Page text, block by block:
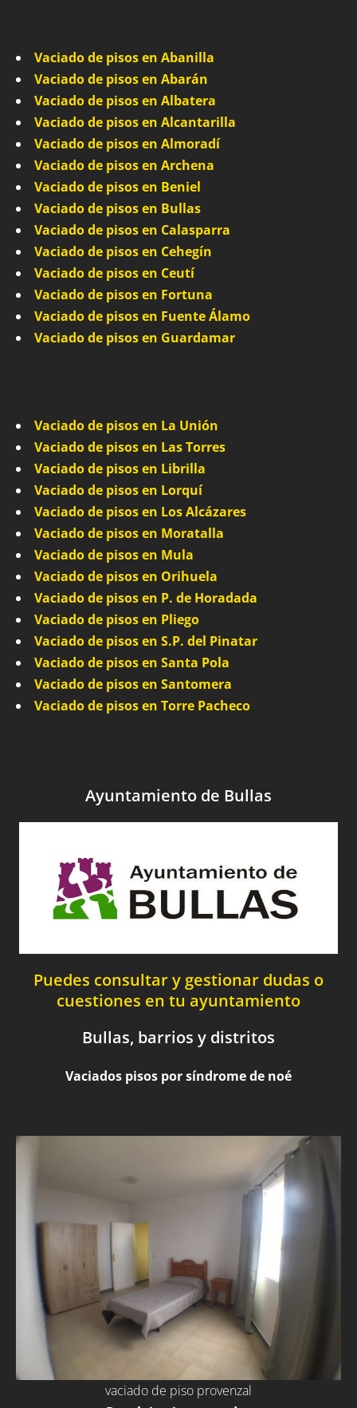
Vaciado de pisos en Abanilla
Vaciado de pisos en Abarán
Vaciado de pisos en Albatera
Vaciado de pisos en Alcantarilla
Vaciado de pisos en Almoradí
Vaciado de pisos en Archena
Vaciado de pisos en Beniel
Vaciado de pisos en Bullas
Vaciado de pisos en Calasparra
Vaciado de pisos en Cehegín
Vaciado de pisos en Ceutí
Vaciado de pisos en Fortuna
Vaciado de pisos en Fuente Álamo
Vaciado de pisos en Guardamar
Vaciado de pisos en La Unión
Vaciado de pisos en Las Torres
Vaciado de pisos en Librilla
Vaciado de pisos en Lorquí
Vaciado de pisos en Los Alcázares
Vaciado de pisos en Moratalla
Vaciado de pisos en Mula
Vaciado de pisos en Orihuela
Vaciado de pisos en P. de Horadada
Vaciado de pisos en Pliego
Vaciado de pisos en S.P. del Pinatar
Vaciado de pisos en Santa Pola
Vaciado de pisos en Santomera
Vaciado de pisos en Torre Pacheco
Ayuntamiento de Bullas
Puedes consultar y gestionar dudas o
cuestiones en tu ayuntamiento
Bullas, barrios y distritos
Vaciados pisos por síndrome de noé
vaciado de piso provenzal